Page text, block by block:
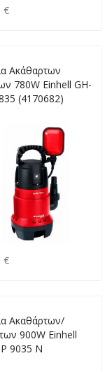
€
Ακάθαρτων
780W Einhell GH-
(4170682)
€
Ακαθάρτων/
900W Einhell
9035 Ν